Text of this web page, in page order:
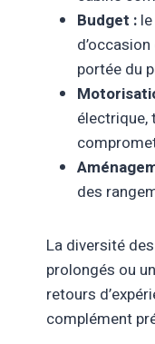
Budget :
portée du
électrique,
des
La diversité
prolongés ou
retours
complément